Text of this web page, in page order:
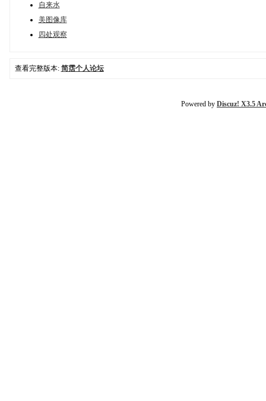
自来水
美图像库
四处观察
查看完整版本: 简霑个人论坛
Powered by Discuz! X3.5